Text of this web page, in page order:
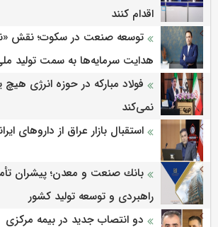
اقدام کنند
توسعه صنعت در سکوت؛ نقش
هدایت سرمایه‌ها به سمت تولید
فولاد مبارکه در حوزه انرژی هیچ
نمی‌کند
استقبال بازار عراق از داروهای
بانك صنعت و معدن؛ پیشران
راهبردی و توسعه تولید كشور
دو انتصاب جدید در بیمه مرکزی